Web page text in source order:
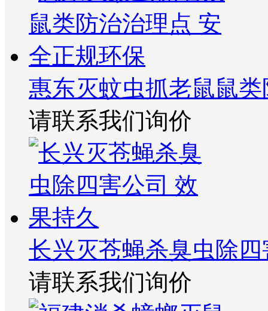
惠东灭蚊虫抓老鼠鼠
请联系我们询价
长兴灭苍蝇杀臭虫除
请联系我们询价